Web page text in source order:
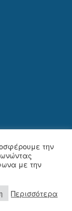
την
με την
Περισσότερα